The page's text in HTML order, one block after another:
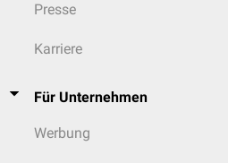
Presse
Karriere
Für Unternehmen
Werbung